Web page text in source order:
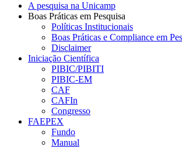
A pesquisa na Unicamp
Boas Práticas em Pesquisa
Políticas Institucionais
Boas Práticas e Compliance em
Disclaimer
Iniciação Científica
PIBIC/PIBITI
PIBIC-EM
CAF
CAFIn
Congresso
FAEPEX
Fundo
Manual